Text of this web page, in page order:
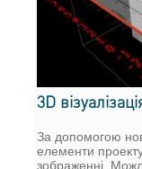
3D
За допомогою
елементи
зображенні.